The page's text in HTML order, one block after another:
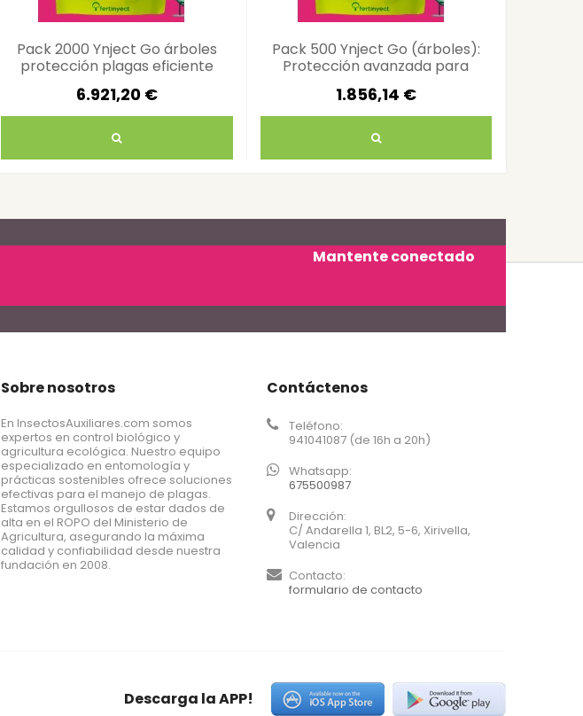
Pack 2000 Ynject Go árboles
protección plagas eficiente
6.921,20 €
Pack 500 Ynject Go (árboles):
Protección avanzada para
1.856,14 €
Mantente conectado
Sobre nosotros
En InsectosAuxiliares.com somos
expertos en control biológico y
agricultura ecológica. Nuestro equipo
especializado en entomología y
prácticas sostenibles ofrece soluciones
efectivas para el manejo de plagas.
Estamos orgullosos de estar dados de
alta en el ROPO del Ministerio de
Agricultura, asegurando la máxima
calidad y confiabilidad desde nuestra
fundación en 2008.
Contáctenos
Teléfono:
941041087 (de 16h a 20h)
Whatsapp:
675500987
Dirección:
C/ Andarella 1, BL2, 5-6, Xirivella,
Valencia
Contacto:
formulario de contacto
Descarga la APP!